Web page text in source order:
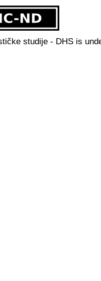
studije - DHS is